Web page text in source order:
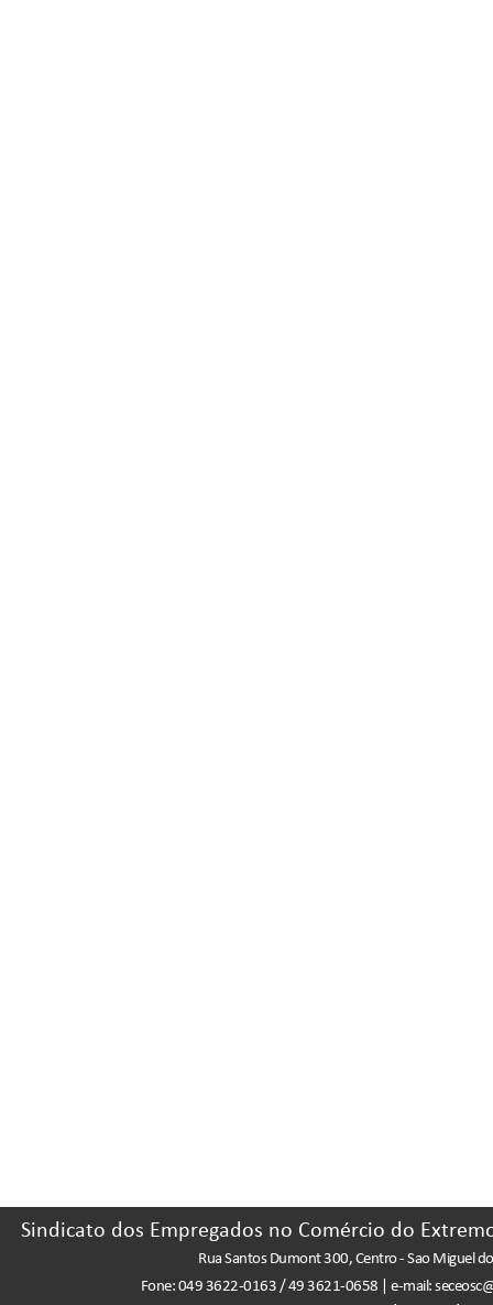
Sindicato dos Empregados no Comércio do
Rua Santos Dumont 300, Centro - Sao Miguel
Fone: 049 3622-0163 / 49 3621-0658 | e-mail: